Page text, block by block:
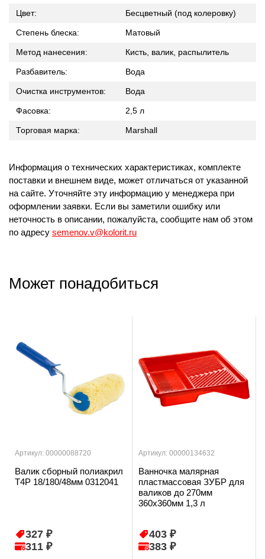
Цвет: Бесцветный (под колеровку)
Степень блеска: Матовый
Метод нанесения: Кисть, валик, распылитель
Разбавитель: Вода
Очистка инструментов: Вода
Фасовка: 2,5 л
Торговая марка: Marshall
Информация о технических характеристиках, комплекте
поставки и внешнем виде, может отличаться от указанной
на сайте. Уточняйте эту информацию у менеджера при
оформлении заявки. Если вы заметили ошибку или
неточность в описании, пожалуйста, сообщите нам об этом
по адресу semenov.v@kolorit.ru
Может понадобиться
Артикул: 00000088720
Валик сборный полиакрил
T4P 18/180/48мм 0312041
327 ₽
311 ₽
Артикул: 00000134632
Ванночка малярная
пластмассовая ЗУБР для
валиков до 270мм
360х360мм 1,3 л
403 ₽
383 ₽